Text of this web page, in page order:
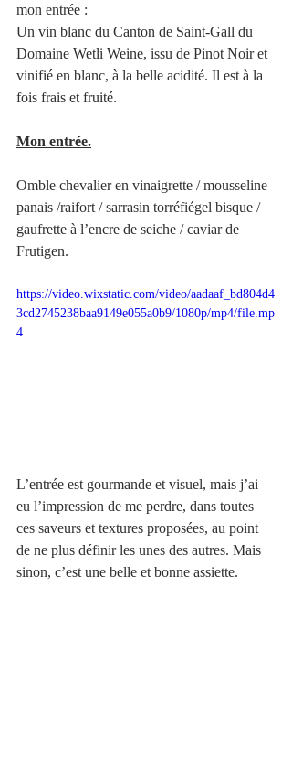
mon entrée :
Un vin blanc du Canton de Saint-Gall du
Domaine Wetli Weine, issu de Pinot Noir et
vinifié en blanc, à la belle acidité. Il est à la
fois frais et fruité.
Mon entrée.
Omble chevalier en vinaigrette / mousseline
panais /raifort / sarrasin torréfiégel bisque /
gaufrette à l’encre de seiche / caviar de
Frutigen.
https://video.wixstatic.com/video/aadaaf_bd804d4
3cd2745238baa9149e055a0b9/1080p/mp4/file.mp
4
L’entrée est gourmande et visuel, mais j’ai
eu l’impression de me perdre, dans toutes
ces saveurs et textures proposées, au point
de ne plus définir les unes des autres. Mais
sinon, c’est une belle et bonne assiette.